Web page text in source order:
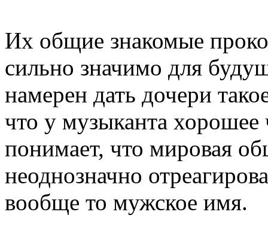
Их общие знакомые
сильно значимо для
намерен дать дочери
что у музыканта
понимает, что мировая
неоднозначно
вообще то мужское имя.